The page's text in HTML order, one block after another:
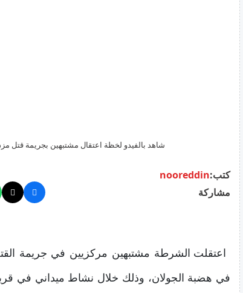
شاهد بالفيدو لخظة اعتقال مشتبهين بجريمة قتل
كتب:nooreddin
مشاركة
اعتقلت الشرطة مشتبهين مركزيين في جريمة
في هضبة الجولان، وذلك خلال نشاط ميداني في